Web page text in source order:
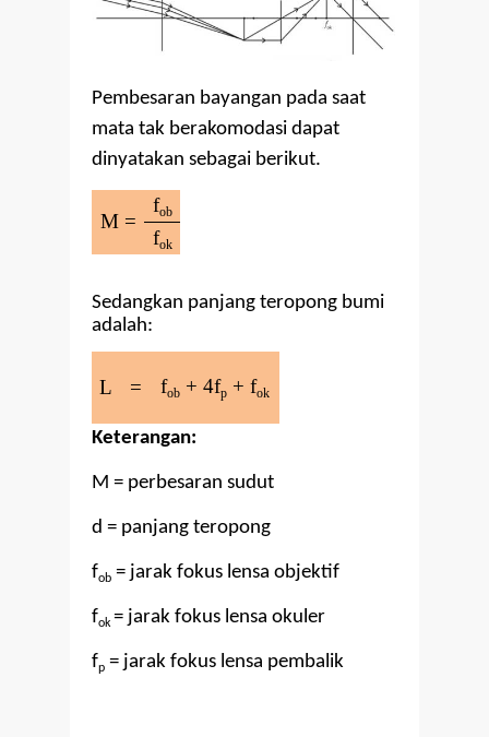
Pembesaran bayangan pada saat
mata tak berakomodasi dapat
dinyatakan sebagai berikut.
M =
fob
fok
Sedangkan panjang teropong bumi
adalah:
L = fob + 4fp + fok
Keterangan:
M = perbesaran sudut
d = panjang teropong
fob = jarak fokus lensa objektif
fok = jarak fokus lensa okuler
fp = jarak fokus lensa pembalik